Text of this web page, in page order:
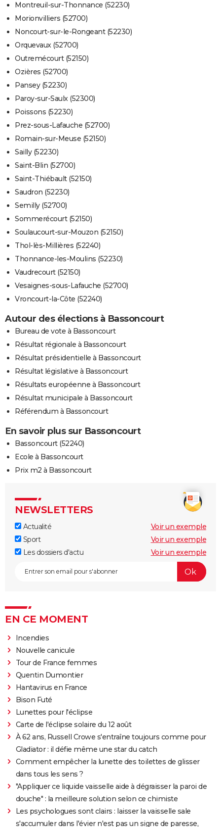
Montreuil-sur-Thonnance (52230)
Morionvilliers (52700)
Noncourt-sur-le-Rongeant (52230)
Orquevaux (52700)
Outremécourt (52150)
Ozières (52700)
Pansey (52230)
Paroy-sur-Saulx (52300)
Poissons (52230)
Prez-sous-Lafauche (52700)
Romain-sur-Meuse (52150)
Sailly (52230)
Saint-Blin (52700)
Saint-Thiébault (52150)
Saudron (52230)
Semilly (52700)
Sommerécourt (52150)
Soulaucourt-sur-Mouzon (52150)
Thol-lès-Millières (52240)
Thonnance-les-Moulins (52230)
Vaudrecourt (52150)
Vesaignes-sous-Lafauche (52700)
Vroncourt-la-Côte (52240)
Autour des élections à Bassoncourt
Bureau de vote à Bassoncourt
Résultat régionale à Bassoncourt
Résultat présidentielle à Bassoncourt
Résultat législative à Bassoncourt
Résultats européenne à Bassoncourt
Résultat municipale à Bassoncourt
Référendum à Bassoncourt
En savoir plus sur Bassoncourt
Bassoncourt (52240)
Ecole à Bassoncourt
Prix m2 à Bassoncourt
NEWSLETTERS
Actualité
Voir un exemple
Sport
Voir un exemple
Les dossiers d'actu
Voir un exemple
EN CE MOMENT
Incendies
Nouvelle canicule
Tour de France femmes
Quentin Dumontier
Hantavirus en France
Bison Futé
Lunettes pour l'éclipse
Carte de l'éclipse solaire du 12 août
À 62 ans, Russell Crowe s'entraîne toujours comme pour
Gladiator : il défie même une star du catch
Comment empêcher la lunette des toilettes de glisser
dans tous les sens ?
"Appliquer ce liquide vaisselle aide à dégraisser la paroi de
douche" : la meilleure solution selon ce chimiste
Les psychologues sont clairs : laisser la vaisselle sale
s'accumuler dans l'évier n'est pas un signe de paresse,